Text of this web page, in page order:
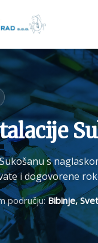
s
i dogovorene
području:Bibinje,